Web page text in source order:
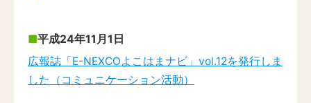
平成24年11月1日
広報誌「E-NEXCOよこはまナビ」vol.12を発行しま
した（コミュニケーション活動）